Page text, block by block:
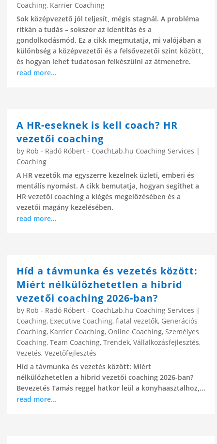
Coaching, Karrier Coaching
Sok középvezető jól teljesít, mégis stagnál. A probléma
ritkán a tudás – sokszor az identitás és a
gondolkodásmód. Ez a cikk megmutatja, mi valójában a
különbség a középvezetői és a felsővezetői szint között,
és hogyan lehet tudatosan felkészülni az átmenetre.
read more...
A HR-eseknek is kell coach? HR
vezetői coaching
by Rob - Radó Róbert - CoachLab.hu Coaching Services |
Coaching
A HR vezetők ma egyszerre kezelnek üzleti, emberi és
mentális nyomást. A cikk bemutatja, hogyan segíthet a
HR vezetői coaching a kiégés megelőzésében és a
vezetői magány kezelésében.
read more...
Híd a távmunka és vezetés között:
Miért nélkülözhetetlen a hibrid
vezetői coaching 2026-ban?
by Rob - Radó Róbert - CoachLab.hu Coaching Services |
Coaching, Executive Coaching, fiatal vezetők, Generációs
Coaching, Karrier Coaching, Online Coaching, Személyes
Coaching, Team Coaching, Trendek, Vállalkozásfejlesztés,
Vezetés, Vezetőfejlesztés
Híd a távmunka és vezetés között: Miért
nélkülözhetetlen a hibrid vezetői coaching 2026-ban?
Bevezetés Tamás reggel hatkor leül a konyhaasztalhoz,...
read more...